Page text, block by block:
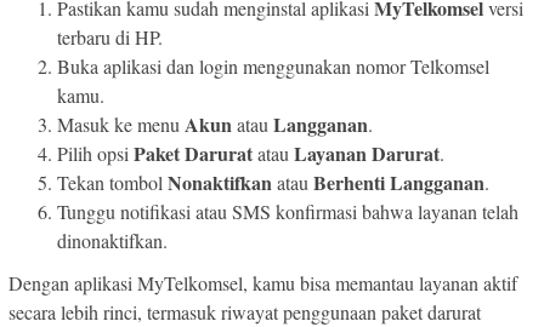
Pastikan kamu sudah menginstal aplikasi MyTelkomselversi
terbaru di HP.
Buka aplikasi dan login menggunakan nomor Telkomsel
kamu.
Masuk ke menu Akunatau Langganan.
Pilih opsi Paket Daruratatau Layanan Darurat.
Tekan tombol Nonaktifkanatau Berhenti Langganan.
Tunggu notifikasi atau SMS konfirmasi bahwa layanan telah
dinonaktifkan.
Dengan aplikasi MyTelkomsel, kamu bisa memantau layanan aktif
secara lebih rinci, termasuk riwayat penggunaan paket darurat